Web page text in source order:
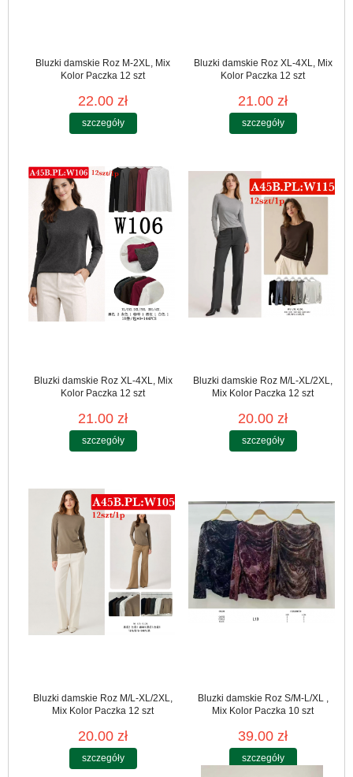
Bluzki damskie Roz M-2XL, Mix
Kolor Paczka 12 szt
22.00 zł
szczegóły
Bluzki damskie Roz XL-4XL, Mix
Kolor Paczka 12 szt
21.00 zł
szczegóły
Bluzki damskie Roz XL-4XL, Mix
Kolor Paczka 12 szt
21.00 zł
szczegóły
Bluzki damskie Roz M/L-XL/2XL,
Mix Kolor Paczka 12 szt
20.00 zł
szczegóły
Bluzki damskie Roz M/L-XL/2XL,
Mix Kolor Paczka 12 szt
20.00 zł
szczegóły
Bluzki damskie Roz S/M-L/XL ,
Mix Kolor Paczka 10 szt
39.00 zł
szczegóły